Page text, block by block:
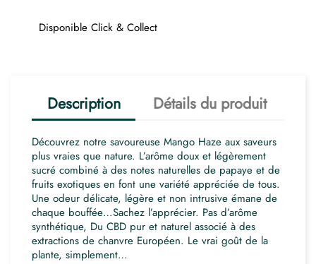
Disponible Click & Collect
Description Détails du produit
Découvrez notre savoureuse Mango Haze aux saveurs
plus vraies que nature. L’arôme doux et légèrement
sucré combiné à des notes naturelles de papaye et de
fruits exotiques en font une variété appréciée de tous.
Une odeur délicate, légère et non intrusive émane de
chaque bouffée…Sachez l’apprécier. Pas d’arôme
synthétique, Du CBD pur et naturel associé à des
extractions de chanvre Européen. Le vrai goût de la
plante, simplement…